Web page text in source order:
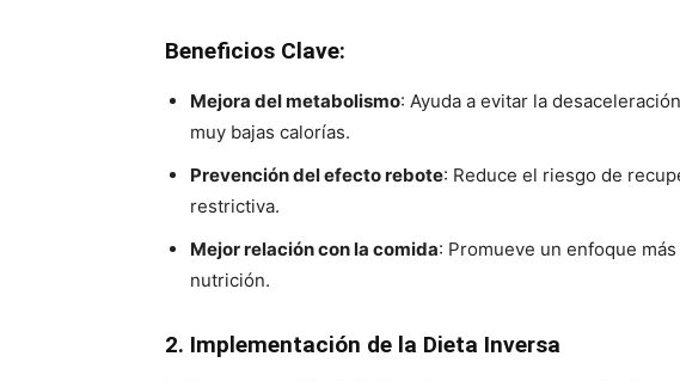
Beneficios Clave:
Mejora del metabolismo: Ayuda a evitar la
muy bajas calorías.
Prevención del efecto rebote: Reduce el riesgo de
restrictiva.
Mejor relación con la comida: Promueve un enfoque
nutrición.
2. Implementación de la Dieta Inversa